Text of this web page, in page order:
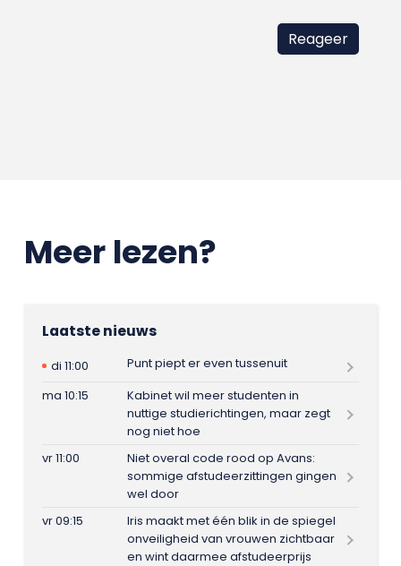
Meer lezen?
Laatste nieuws
di 11:00
Punt piept er even tussenuit
ma 10:15
Kabinet wil meer studenten in
nuttige studierichtingen, maar zegt
nog niet hoe
vr 11:00
Niet overal code rood op Avans:
sommige afstudeerzittingen gingen
wel door
vr 09:15
Iris maakt met één blik in de spiegel
onveiligheid van vrouwen zichtbaar
en wint daarmee afstudeerprijs